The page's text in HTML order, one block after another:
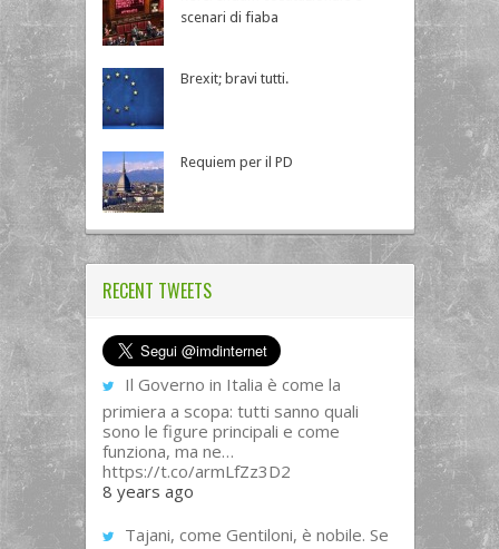
scenari di fiaba
Brexit; bravi tutti.
Requiem per il PD
RECENT TWEETS
Il Governo in Italia è come la
primiera a scopa: tutti sanno quali
sono le figure principali e come
funziona, ma ne…
https://t.co/armLfZz3D2
8 years ago
Tajani, come Gentiloni, è nobile. Se